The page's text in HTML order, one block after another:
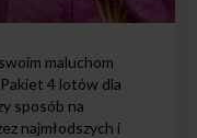
maluchom
4 lotów dla
sposób na
najmłodszych i